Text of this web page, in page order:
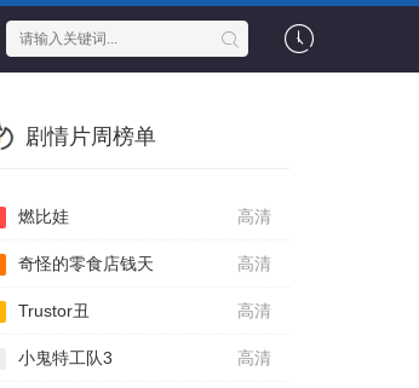
剧情片周榜单
高清
燃比娃
高清
奇怪的零食店钱天
高清
Trustor丑
高清
小鬼特工队3